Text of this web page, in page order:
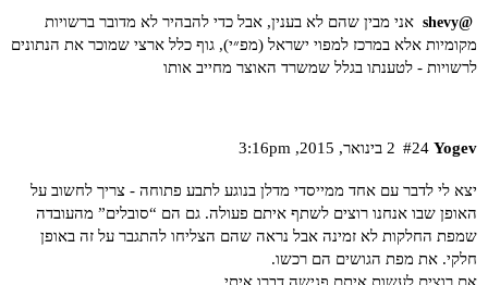
@shevy
אני מבין שהם לא בענין, אבל כדי להבהיר לא מדובר ברשויות
מקומיות אלא במרכז למפוי ישראל (מפ״י), גוף כלל ארצי שמוכר את הנתונים
לרשויות - לטענתו בגלל שמשרד האוצר מחייב אותו
Yogev 2 בינואר,‏ 2015,‏ 3:16pm #24
יצא לי לדבר עם אחד ממייסדי מדלן בנוגע לתבע פתוחה - צריך לחשוב על
האופן שבו אנחנו רוצים לשתף איתם פעולה. גם הם “סובלים” מהעובדה
שמפת החלקות לא זמינה אבל נראה שהם הצליחו להתגבר על זה באופן
חלקי. את מפת הגושים הם רכשו.